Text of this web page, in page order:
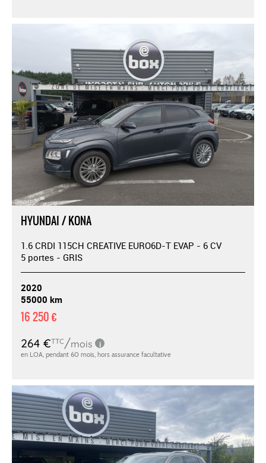
HYUNDAI / KONA
1.6 CRDI 115CH CREATIVE EURO6D-T EVAP - 6 CV
5 portes - GRIS
2020
55000 km
16 250 €